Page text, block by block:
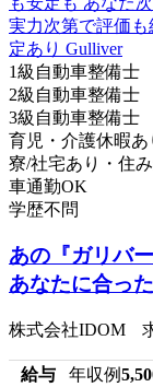
1級自動車整備士
2級自動車整備士
3級自動車整備士
育児・介護休暇あ
寮/社宅あり・住
車通勤OK
学歴不問
あの『ガリバ
あなたに合っ
株式会社IDOM
給与 年収例